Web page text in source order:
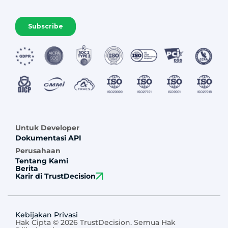
Untuk Developer
Dokumentasi API
Perusahaan
Tentang Kami
Berita
Karir di TrustDecision
Kebijakan Privasi
Hak Cipta © 2026 TrustDecision. Semua Hak